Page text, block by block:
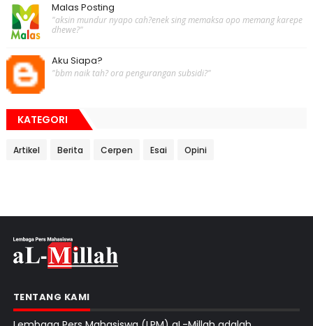
Malas Posting
"aksin mundur nyapo cah?enek sing memaksa opo memang karepe
dhewe?"
Aku Siapa?
"bbm naik tah? ora pengurangan subsidi?"
KATEGORI
Artikel Berita Cerpen Esai Opini
TENTANG KAMI